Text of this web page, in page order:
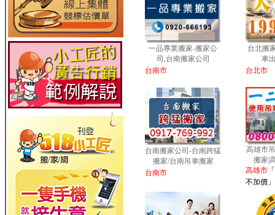
一品專業搬家-搬家公
司,台南搬家公司
台南市
台北搬
車
台北市
台南搬家公司-台南跨猛
搬家/台南吊車搬家
台南市
高雄市
搬家|
高雄市
不加價